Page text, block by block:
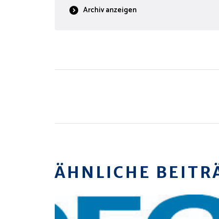
Archiv anzeigen
ÄHNLICHE